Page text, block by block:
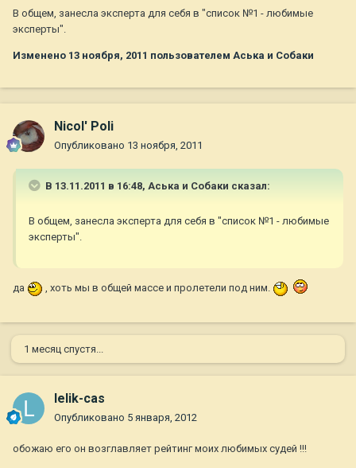
В общем, занесла эксперта для себя в "список №1 - любимые
эксперты".
Изменено 13 ноября, 2011 пользователем Аська и Собаки
Nicol' Poli
Опубликовано 13 ноября, 2011
В 13.11.2011 в 16:48, Аська и Собаки сказал:
В общем, занесла эксперта для себя в "список №1 - любимые
эксперты".
да , хоть мы в общей массе и пролетели под ним.
1 месяц спустя...
lelik-cas
Опубликовано 5 января, 2012
обожаю его он возглавляет рейтинг моих любимых судей !!!